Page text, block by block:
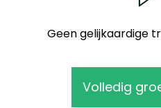
Geen gelijkaardige
Volledig